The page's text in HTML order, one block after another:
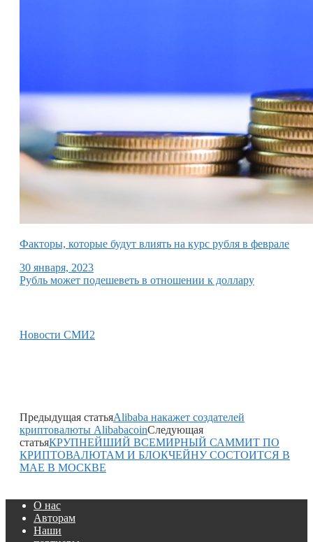
Факторы, которые будут влиять на курс рубля в феврале
30 января, 2023
Рубль может подешеветь в отношении к доллару
Новости СМИ2
Предыдущая статьяAlibaba накажет создателей
криптовалюты AlibabacoinСледующая
статьяКРУПНЕЙШИЙ ВСЕМИРНЫЙ САММИТ ПО
КРИПТОВАЛЮТАМ И БЛОКЧЕЙНУ СОСТОИТСЯ В
МАЕ В МОСКВЕ
О нас
Авторам
Наши